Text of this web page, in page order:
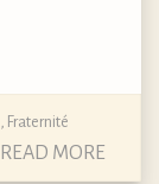
Fraternité
READ MORE